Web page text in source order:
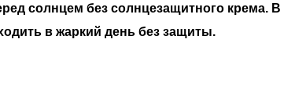
солнцем без солнцезащитного крема. В
в жаркий день без защиты.